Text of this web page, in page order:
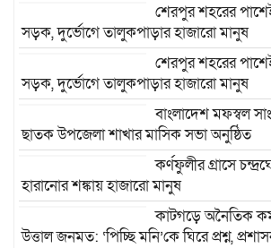
শেরপুর শহরের
সড়ক, দুর্ভোগে তালুকপাড়ার হাজারো মানুষ
শেরপুর শহরের
সড়ক, দুর্ভোগে তালুকপাড়ার হাজারো মানুষ
বাংলাদেশ মফস্বল
ছাতক উপজেলা শাখার মাসিক সভা অনুষ্ঠিত
কর্ণফুলীর গ্রাসে
হারানোর শঙ্কায় হাজারো মানুষ
কাটগড়ে অনৈতিক
উত্তাল জনমত: ‘পিচ্ছি মনি’কে ঘিরে প্রশ্ন,